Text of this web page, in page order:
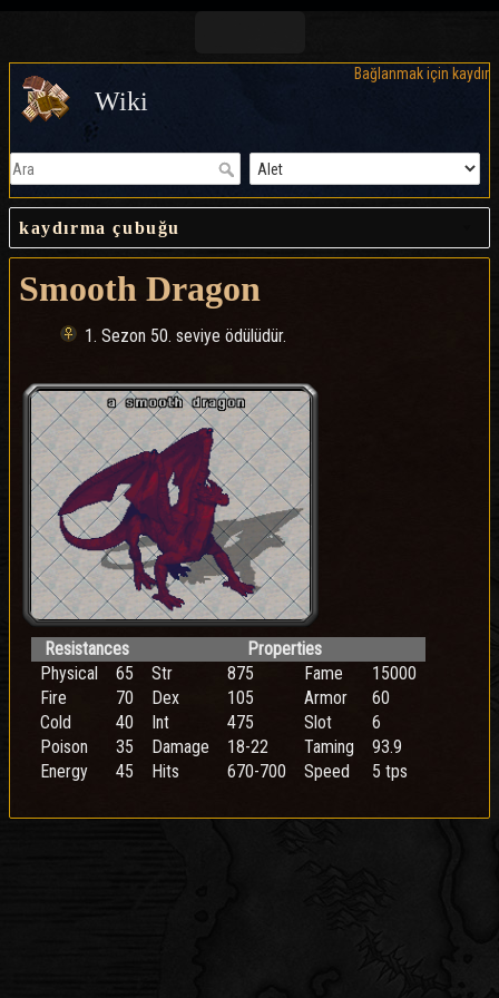
Bağlanmak için kaydır
Wiki
kaydırma çubuğu
Smooth Dragon
1. Sezon 50. seviye ödülüdür.
Resistances
Properties
Physical
65 Str 875 Fame
15000
Fire
70 Dex 105 Armor
60
Cold
40 Int 475 Slot
6
Poison
35 Damage 18-22 Taming
93.9
Energy
45 Hits 670-700 Speed 5 tps